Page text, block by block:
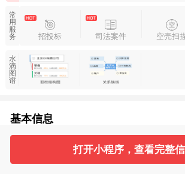
常
用
服
务
招投标 司法案件 空壳扫
水
滴
图
谱
基本信息
2
打开小程序，查看完整